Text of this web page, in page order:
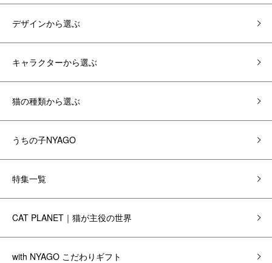
デザインから選ぶ
キャラクターから選ぶ
猫の種類から選ぶ
うちの子NYAGO
特集一覧
CAT PLANET｜猫が主役の世界
with NYAGO こだわりギフト